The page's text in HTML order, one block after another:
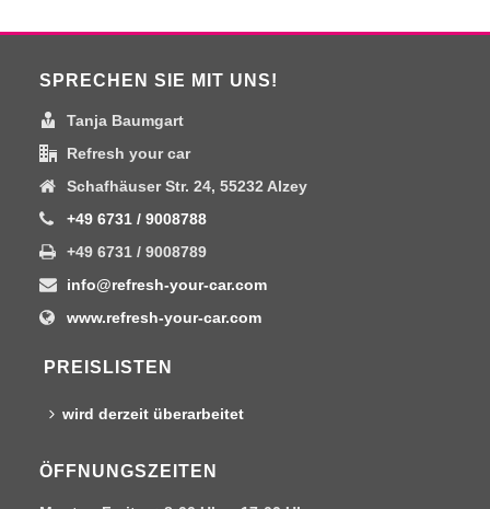
SPRECHEN SIE MIT UNS!
Tanja Baumgart
Refresh your car
Schafhäuser Str. 24, 55232 Alzey
+49 6731 / 9008788
+49 6731 / 9008789
info@refresh-your-car.com
www.refresh-your-car.com
PREISLISTEN
wird derzeit überarbeitet
ÖFFNUNGSZEITEN